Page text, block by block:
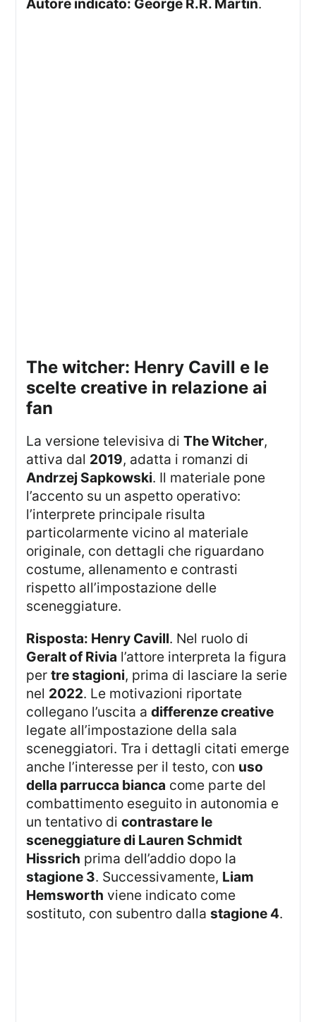
Autore indicato: George R.R. Martin.
the witcher: Henry Cavill e le
scelte creative in relazione ai
fan
La versione televisiva diThe Witcher,
attiva dal 2019, adatta i romanzi di
Andrzej Sapkowski. Il materiale pone
l’accento su un aspetto operativo:
l’interprete principale risulta
particolarmente vicino al materiale
originale, con dettagli che riguardano
costume, allenamento e contrasti
rispetto all’impostazione delle
sceneggiature.
Risposta: Henry Cavill. Nel ruolo di
Geralt of Rivia l’attore interpreta la figura
pertre stagioni, prima di lasciare la serie
nel 2022. Le motivazioni riportate
collegano l’uscita adifferenze creative
legate all’impostazione della sala
sceneggiatori. Tra i dettagli citati emerge
anche l’interesse per il testo, con uso
della parrucca bianca come parte del
combattimento eseguito in autonomia e
un tentativo dicontrastare le
sceneggiature di Lauren Schmidt
Hissrich prima dell’addio dopo la
stagione 3. Successivamente, Liam
Hemsworth viene indicato come
sostituto, con subentro dallastagione 4.